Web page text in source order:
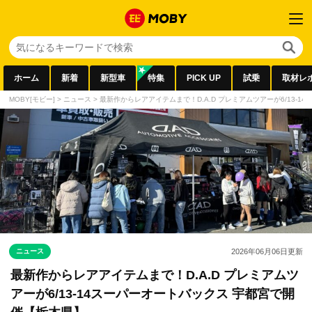
ホーム 新着 新型車 特集 PICK UP 試乗 取材レ
MOBY[モビー] > ニュース > 最新作からレアアイテムまで！D.A.D プレミアムツアーが6/13-14
ニュース 2026年06月06日更新
最新作からレアアイテムまで！D.A.D プレミアムツ
アーが6/13-14スーパーオートバックス 宇都宮で開